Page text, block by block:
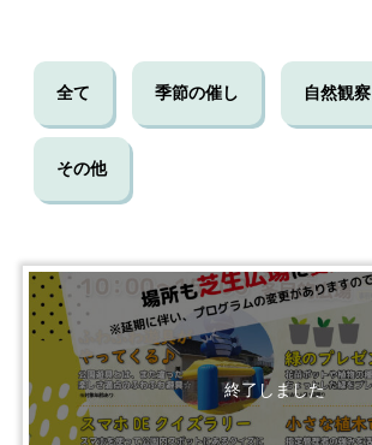
全て 季節の催し 自然観察
その他